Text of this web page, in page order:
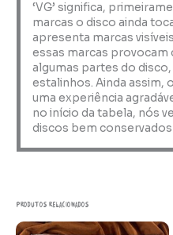
‘VG’ significa,
marcas o disco ainda
apresenta marcas
essas marcas provocam
algumas partes do disco,
estalinhos. Ainda assim,
uma experiência
no início da tabela, nós
discos bem
Produtos relacionados